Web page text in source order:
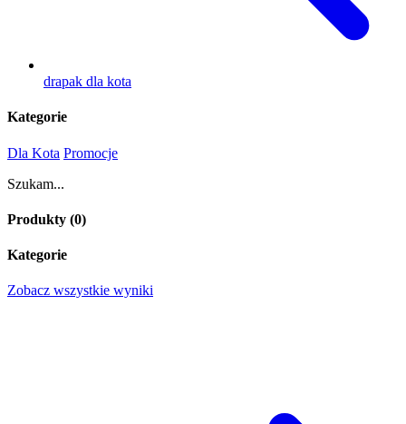
drapak dla kota
Kategorie
Dla Kota Promocje
Szukam...
Produkty (0)
Kategorie
Zobacz wszystkie wyniki